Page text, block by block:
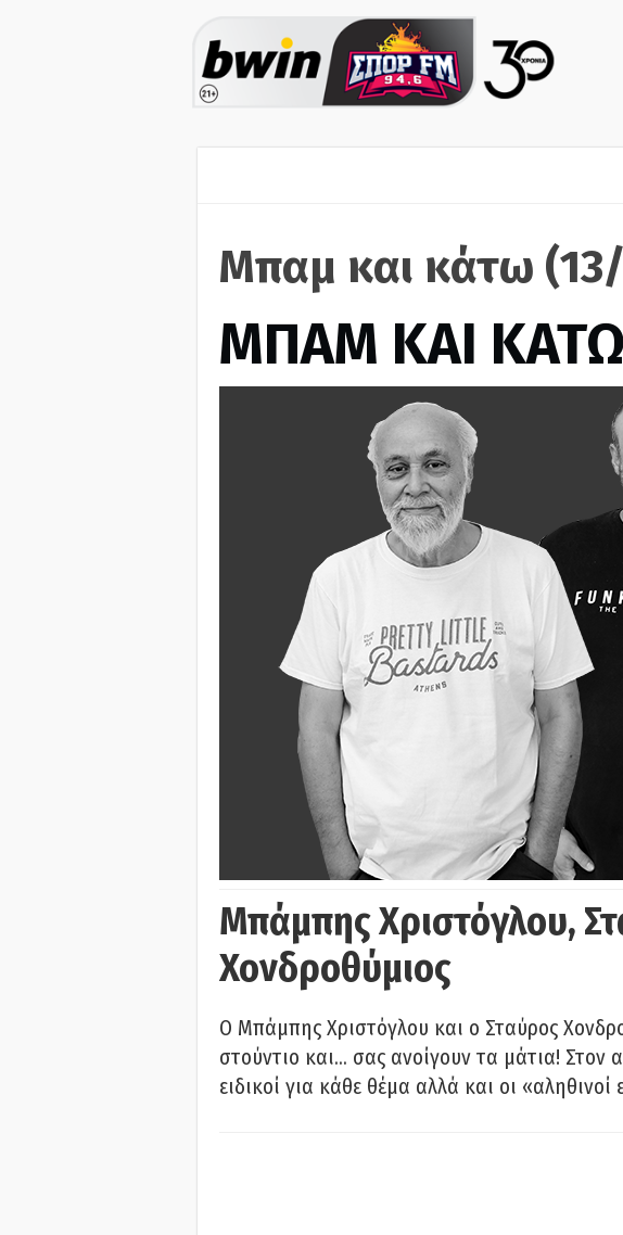
Μπαμ και κάτω
ΜΠΑΜ ΚΑΙ ΚΑΤΩ
Μπάμπης Χριστόγλου,
Χονδροθύμιος
O Μπάμπης Χριστόγλου και ο Σταύρος
στούντιο και… σας ανοίγουν τα μάτια! Στον
ειδικοί για κάθε θέμα αλλά και οι «αληθινοί